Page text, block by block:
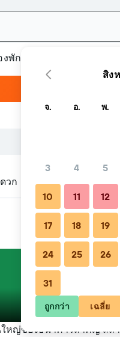
พัก 1 ห้อง
วก รีวิว สถานที่ตั้ง
หญ่ของธนาคารสำคัญ สถา
สิง
จ. อ. พ.
3 4 5
10 11 12
17 18 19
24 25 26
31
ถูกกว่า เฉลี่ย